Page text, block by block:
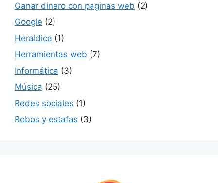
Ganar dinero con paginas web (2)
Google (2)
Heraldica (1)
Herramientas web (7)
Informática (3)
Música (25)
Redes sociales (1)
Robos y estafas (3)